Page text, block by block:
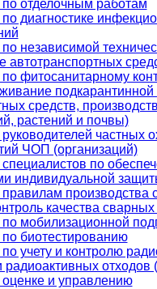
отделочным работам
диагностике
независимой
автотранспортных
фитосанитарному
подкарантинной
средств,
растений и почвы)
частных
ЧОП (организаций)
по
индивидуальной
производства
качества
мобилизационной
биотестированию
учету и контролю
радиоактивных
и управлению